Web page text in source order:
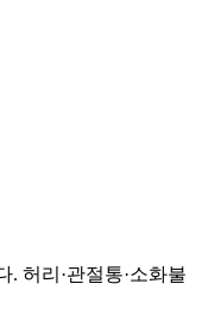
. 허리·관절통·소화불